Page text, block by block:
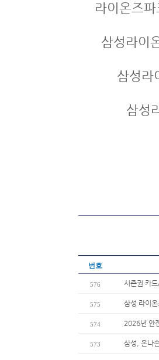
라이온즈
삼성라이
삼성라
삼성
번호
576 시즌권 카
575 삼성 라이
574 2026년 안
573 삼성, 온나